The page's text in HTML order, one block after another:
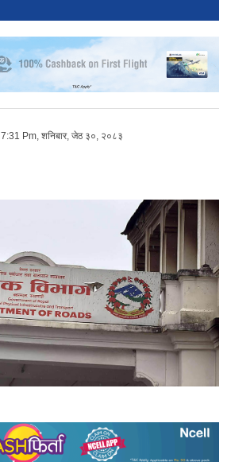
7:31 Pm, शनिबार, जेठ ३०, २०८३